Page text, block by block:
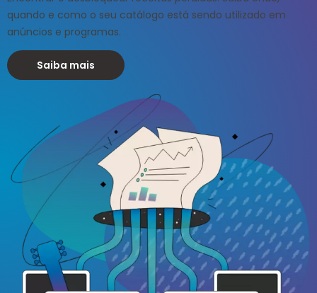
quando e como o seu catálogo está sendo utilizado em
anúncios e programas.
Saiba mais